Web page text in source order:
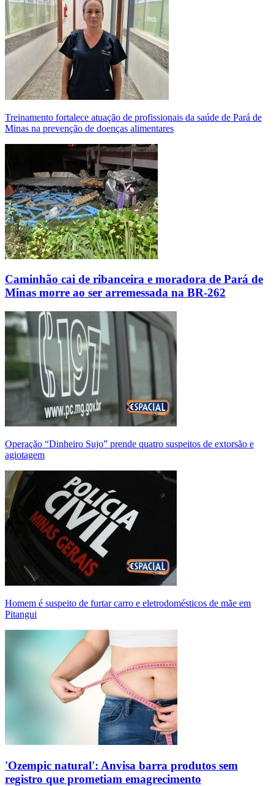
Treinamento fortalece atuação de profissionais da saúde de Pará de
Minas na prevenção de doenças alimentares
Caminhão cai de ribanceira e moradora de Pará de
Minas morre ao ser arremessada na BR-262
Operação “Dinheiro Sujo” prende quatro suspeitos de extorsão e
agiotagem
Homem é suspeito de furtar carro e eletrodomésticos de mãe em
Pitangui
'Ozempic natural': Anvisa barra produtos sem
registro que prometiam emagrecimento